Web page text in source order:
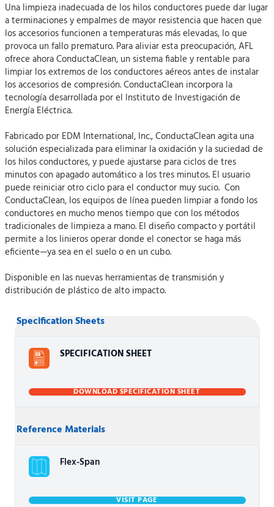
Una limpieza inadecuada de los hilos conductores puede dar lugar
a terminaciones y empalmes de mayor resistencia que hacen que
los accesorios funcionen a temperaturas más elevadas, lo que
provoca un fallo prematuro. Para aliviar esta preocupación, AFL
ofrece ahora ConductaClean, un sistema fiable y rentable para
limpiar los extremos de los conductores aéreos antes de instalar
los accesorios de compresión. ConductaClean incorpora la
tecnología desarrollada por el Instituto de Investigación de
Energía Eléctrica.
Fabricado por EDM International, Inc., ConductaClean agita una
solución especializada para eliminar la oxidación y la suciedad de
los hilos conductores, y puede ajustarse para ciclos de tres
minutos con apagado automático a los tres minutos. El usuario
puede reiniciar otro ciclo para el conductor muy sucio. Con
ConductaClean, los equipos de línea pueden limpiar a fondo los
conductores en mucho menos tiempo que con los métodos
tradicionales de limpieza a mano. El diseño compacto y portátil
permite a los linieros operar donde el conector se haga más
eficiente—ya sea en el suelo o en un cubo.
Disponible en las nuevas herramientas de transmisión y
distribución de plástico de alto impacto.
Specification Sheets
SPECIFICATION SHEET
DOWNLOAD SPECIFICATION SHEET
Reference Materials
Flex-Span
VISIT PAGE